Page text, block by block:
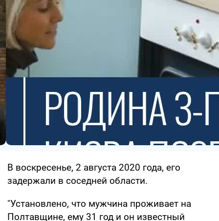
В воскресенье, 2 августа 2020 года, его
задержали в соседней области.
"Установлено, что мужчина проживает на
Полтавщине, ему 31 год и он известный